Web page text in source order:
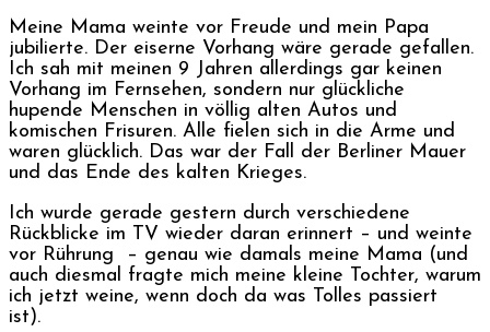
Meine Mama weinte vor Freude und mein Papa
jubilierte. Der eiserne Vorhang wäre gerade gefallen.
Ich sah mit meinen 9 Jahren allerdings gar keinen
Vorhang im Fernsehen, sondern nur glückliche
hupende Menschen in völlig alten Autos und
komischen Frisuren. Alle fielen sich in die Arme und
waren glücklich. Das war der Fall der Berliner Mauer
und das Ende des kalten Krieges.
Ich wurde gerade gestern durch verschiedene
Rückblicke im TV wieder daran erinnert – und weinte
vor Rührung – genau wie damals meine Mama (und
auch diesmal fragte mich meine kleine Tochter, warum
ich jetzt weine, wenn doch da was Tolles passiert
ist).